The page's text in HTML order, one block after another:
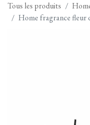
Tous les produits
Home fragrance fleur